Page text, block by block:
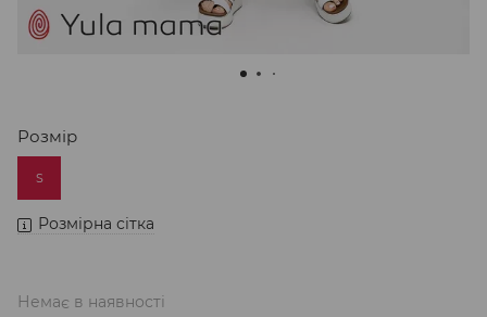
Розмір
S
Розмірна сітка
Немає в наявності